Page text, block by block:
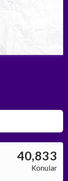
40,833
Konular